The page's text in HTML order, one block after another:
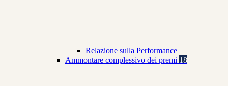
Relazione sulla Performance
Ammontare complessivo dei premi 18